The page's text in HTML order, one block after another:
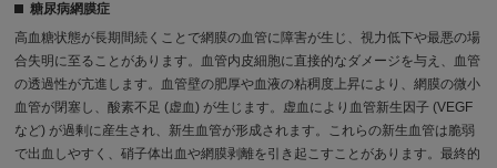
糖尿病網膜症
高血糖状態が長期間続くことで網膜の血管に障害が生じ、視力低下や最悪の場
合失明に至ることがあります。血管内皮細胞に直接的なダメージを与え、血管
の透過性が亢進します。血管壁の肥厚や血液の粘稠度上昇により、網膜の微小
血管が閉塞し、酸素不足 (虚血) が生じます。虚血により血管新生因子 (VEGF
など) が過剰に産生され、新生血管が形成されます。これらの新生血管は脆弱
で出血しやすく、硝子体出血や網膜剥離を引き起こすことがあります。最終的